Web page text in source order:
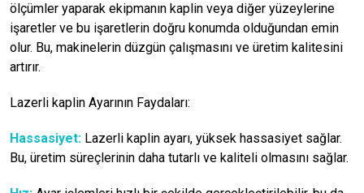
ölçümler yaparak ekipmanın kaplin veya diğer yüzeylerine
işaretler ve bu işaretlerin doğru konumda olduğundan emin
olur. Bu, makinelerin düzgün çalışmasını ve üretim kalitesini
artırır.
Lazerli kaplin Ayarının Faydaları:
Hassasiyet: Lazerli kaplin ayarı, yüksek hassasiyet sağlar.
Bu, üretim süreçlerinin daha tutarlı ve kaliteli olmasını sağlar.